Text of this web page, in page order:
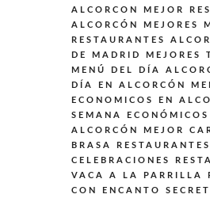
ALCORCON
MEJOR
ALCORCÓN
MEJORES
RESTAURANTES
DE MADRID
MEJORES
MENÚ DEL DÍA
DÍA EN ALCORCÓN
ECONOMICOS EN
SEMANA
ALCORCÓN MEJOR
BRASA
CELEBRACIONES
VACA A LA PARRILLA
CON ENCANTO